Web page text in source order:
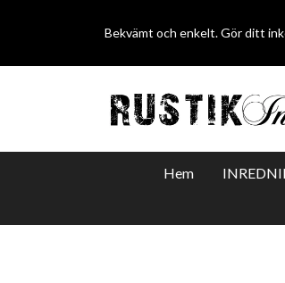
Bekvämt och enkelt. Gör ditt
Hem